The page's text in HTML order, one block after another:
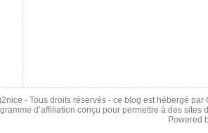
- Tous droits réservés - ce blog est hébergé
d’affiliation conçu pour permettre à des
Powered